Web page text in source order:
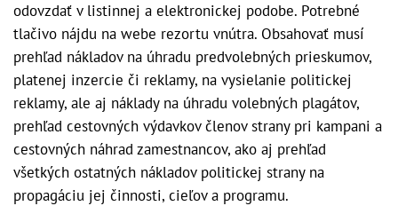
odovzdať v listinnej a elektronickej podobe. Potrebné
tlačivo nájdu na webe rezortu vnútra. Obsahovať musí
prehľad nákladov na úhradu predvolebných prieskumov,
platenej inzercie či reklamy, na vysielanie politickej
reklamy, ale aj náklady na úhradu volebných plagátov,
prehľad cestovných výdavkov členov strany pri kampani a
cestovných náhrad zamestnancov, ako aj prehľad
všetkých ostatných nákladov politickej strany na
propagáciu jej činnosti, cieľov a programu.